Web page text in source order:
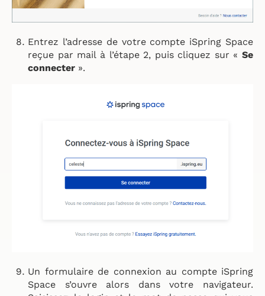
Entrez l’adresse de votre compte iSpring Space
reçue par mail à l’étape 2, puis cliquez sur « Se
connecter ».
Un formulaire de connexion au compte iSpring
Space s’ouvre alors dans votre navigateur.